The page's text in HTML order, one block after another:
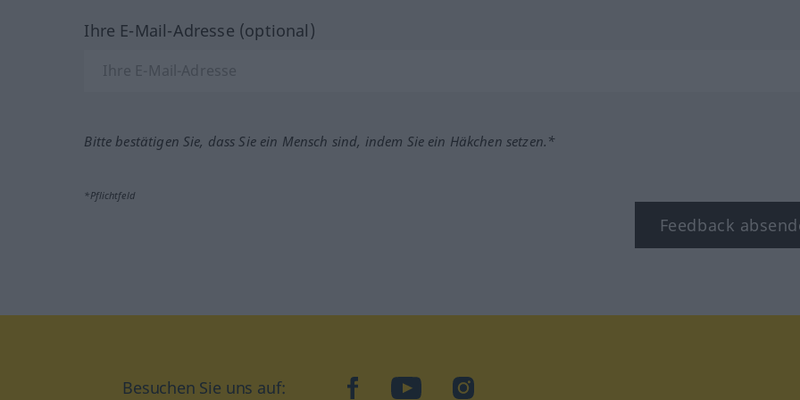
Ihre E-Mail-Adresse (optional)
Bitte bestätigen Sie, dass Sie ein Mensch sind, indem Sie ein Häkchen setzen.*
*Pflichtfeld
Feedback
Besuchen Sie uns auf: facebookYouTubeInstagram